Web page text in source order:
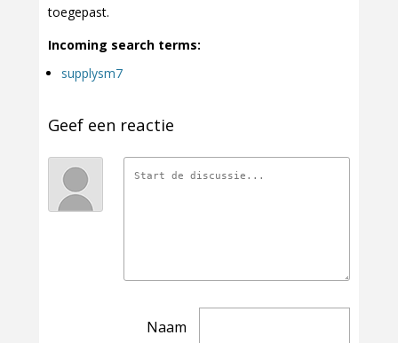
toegepast.
Incoming search terms:
supplysm7
Geef een reactie
Naam